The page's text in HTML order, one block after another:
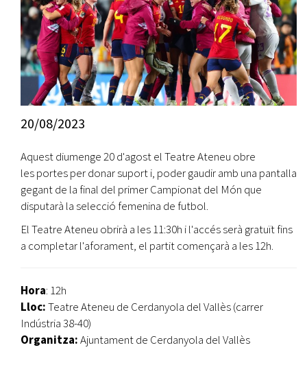
20/08/2023
Aquest diumenge 20 d'agost el Teatre Ateneu obre
les portes per donar suport i, poder gaudir amb una pantalla
gegant de la final del primer Campionat del Món que
disputarà la selecció femenina de futbol.
El Teatre Ateneu obrirà a les 11:30h i l'accés serà gratuït fins
a completar l'aforament, el partit començarà a les 12h.
Hora: 12h
Lloc:Teatre Ateneu de Cerdanyola del Vallès (carrer
Indústria 38-40)
Organitza:Ajuntament de Cerdanyola del Vallès